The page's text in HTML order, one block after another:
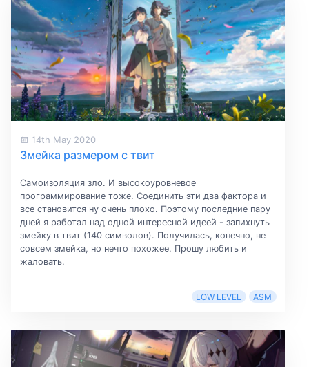
14th May 2020
Змейка размером с твит
Самоизоляция зло. И высокоуровневое
программирование тоже. Соединить эти два фактора и
все становится ну очень плохо. Поэтому последние пару
дней я работал над одной интересной идеей - запихнуть
змейку в твит (140 символов). Получилась, конечно, не
совсем змейка, но нечто похожее. Прошу любить и
жаловать.
LOW LEVEL ASM